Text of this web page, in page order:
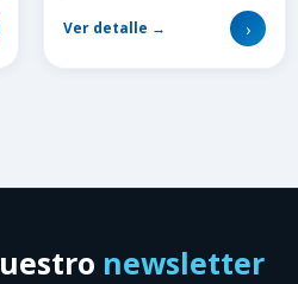
en heces, un síntoma d...
Ver detalle → ›
newsletter